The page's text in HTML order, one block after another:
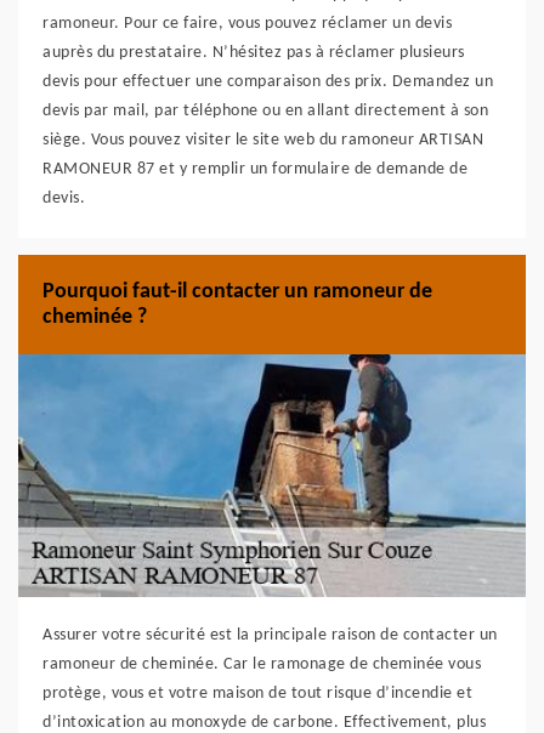
ramoneur. Pour ce faire, vous pouvez réclamer un devis
auprès du prestataire. N’hésitez pas à réclamer plusieurs
devis pour effectuer une comparaison des prix. Demandez un
devis par mail, par téléphone ou en allant directement à son
siège. Vous pouvez visiter le site web du ramoneur ARTISAN
RAMONEUR 87 et y remplir un formulaire de demande de
devis.
Pourquoi faut-il contacter un ramoneur de
cheminée ?
Assurer votre sécurité est la principale raison de contacter un
ramoneur de cheminée. Car le ramonage de cheminée vous
protège, vous et votre maison de tout risque d’incendie et
d’intoxication au monoxyde de carbone. Effectivement, plus